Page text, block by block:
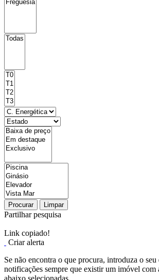
Procurar Limpar
Partilhar pesquisa
Link copiado!
Criar alerta
Se não encontra o que procura, introduza o seu
notificações sempre que existir um imóvel com
abaixo selecionadas.